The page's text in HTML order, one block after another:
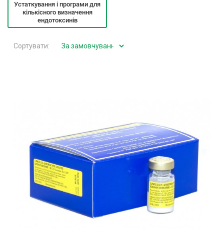
Устаткування і програми для
кількісного визначення
ендотоксинів
Сортувати: